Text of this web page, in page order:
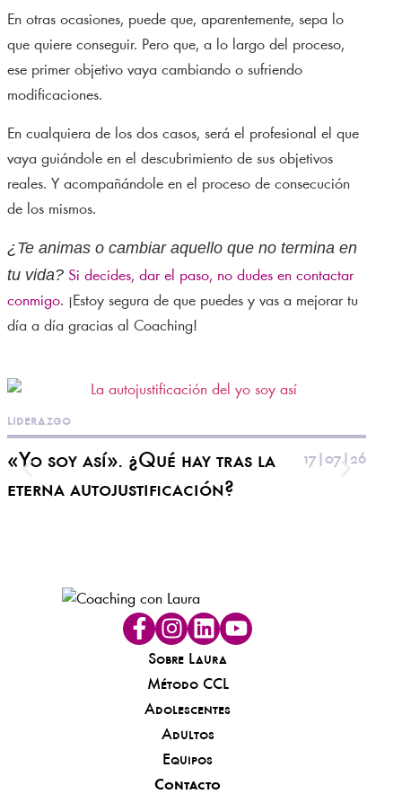
En otras ocasiones, puede que, aparentemente, sepa lo
que quiere conseguir. Pero que, a lo largo del proceso,
ese primer objetivo vaya cambiando o sufriendo
modificaciones.
En cualquiera de los dos casos, será el profesional el que
vaya guiándole en el descubrimiento de sus objetivos
reales. Y acompañándole en el proceso de consecución
de los mismos.
¿Te animas o cambiar aquello que no termina en
tu vida? Si decides, dar el paso, no dudes en contactar
conmigo. ¡Estoy segura de que puedes y vas a mejorar tu
día a día gracias al Coaching!
liderazgo
17|07|26
«Yo soy así». ¿Qué hay tras la
eterna autojustificación?
Sobre Laura
Método CCL
Adolescentes
Adultos
Equipos
Contacto